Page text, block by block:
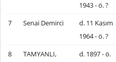
1943 - ö. ?
7 Senai Demirci
d. 11 Kasım
1964 - ö. ?
8
TAMYANLI,
d. 1897 - ö.